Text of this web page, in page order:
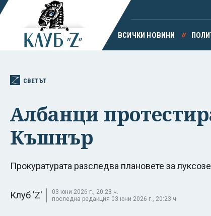
ВСИЧКИ НОВИНИ
СВЕТЪТ
Албанци
Къшнър
Прокуратурата разследва плановете за
Клуб 'Z'
03 юни 2026 г., 20:23 ч.
последна редакция 03 юни 2026 г., 20:23 ч.